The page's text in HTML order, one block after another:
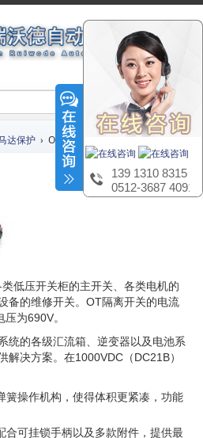
达保护 › OT隔离开关（负荷开关）
低压开关柜的主开关、各类电机的
备的维修开关。OT隔离开关的电流
为690V。
统的各级汇流箱、逆变器以及电池系
解决方案。在1000VDC（DC21B）
簧操作机构，使得体积更紧凑，功能
合可挂锁手柄以及多款附件，提供最
139 1310 8315
0512-3687 4091